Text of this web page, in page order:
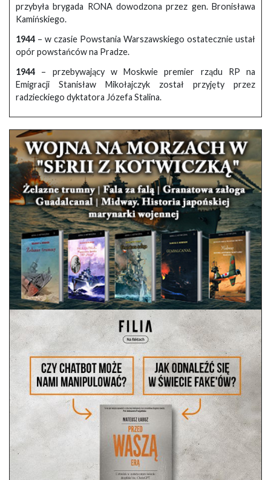
przybyła brygada RONA dowodzona przez gen. Bronisława
Kamińskiego.
1944 – w czasie Powstania Warszawskiego ostatecznie ustał
opór powstańców na Pradze.
1944 – przebywający w Moskwie premier rządu RP na
Emigracji Stanisław Mikołajczyk został przyjęty przez
radzieckiego dyktatora Józefa Stalina.